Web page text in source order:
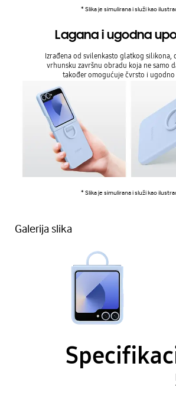
* Slika je simulirana i služi kao
Lagana i ugodna
Izrađena od svilenkasto glatkog silikona,
vrhunsku završnu obradu koja ne samo
također omogućuje čvrsto i ugodno
* Slika je simulirana i služi kao
Galerija slika